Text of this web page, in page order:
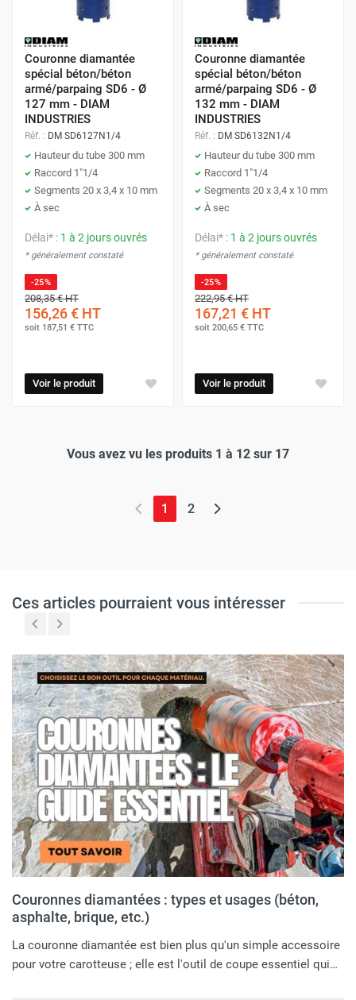
Couronne diamantée
spécial béton/béton
armé/parpaing SD6 - Ø
127 mm - DIAM
INDUSTRIES
Réf. : DM SD6127N1/4
Hauteur du tube 300 mm
Raccord 1"1/4
Segments 20 x 3,4 x 10 mm
À sec
Délai* : 1 à 2 jours ouvrés
* généralement constaté
-25%
208,35 €HT
156,26 € HT
soit 187,51 € TTC
Voir le produit
Couronne diamantée
spécial béton/béton
armé/parpaing SD6 - Ø
132 mm - DIAM
INDUSTRIES
Réf. : DM SD6132N1/4
Hauteur du tube 300 mm
Raccord 1"1/4
Segments 20 x 3,4 x 10 mm
À sec
Délai* : 1 à 2 jours ouvrés
* généralement constaté
-25%
222,95 €HT
167,21 € HT
soit 200,65 € TTC
Voir le produit
Vous avez vu les produits 1 à 12 sur 17
1 (page actuelle)
2
Ces articles pourraient vous intéresser
Couronnes diamantées : types et usages (béton,
asphalte, brique, etc.)
La couronne diamantée est bien plus qu'un simple accessoire
pour votre carotteuse ; elle est l'outil de coupe essentiel qui…